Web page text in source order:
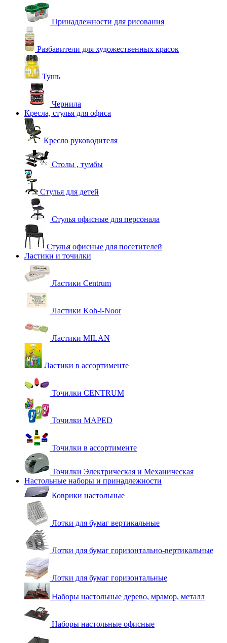
Принадлежности для рисования
Разбавители для художественных красок
Тушь
Чернила
Кресла, стулья для офиса
Кресло руководителя
Столы , тумбы
Стулья для детей
Стулья офисные для персонала
Стулья офисные для посетителей
Ластики и точилки
Ластики Centrum
Ластики Koh-i-Noor
Ластики MILAN
Ластики в ассортименте
Точилки CENTRUM
Точилки MAPED
Точилки в ассортименте
Точилки Электрическая и Механическая
Настольные наборы и принадлежности
Коврики настольные
Лотки для бумаг вертикальные
Лотки для бумаг горизонтально-вертикальные
Лотки для бумаг горизонтальные
Наборы настольные дерево, мрамор, металл
Наборы настольные офисные